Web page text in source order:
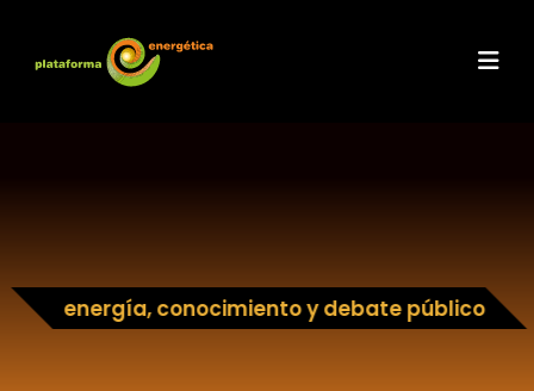
energía, conocimiento y debate público